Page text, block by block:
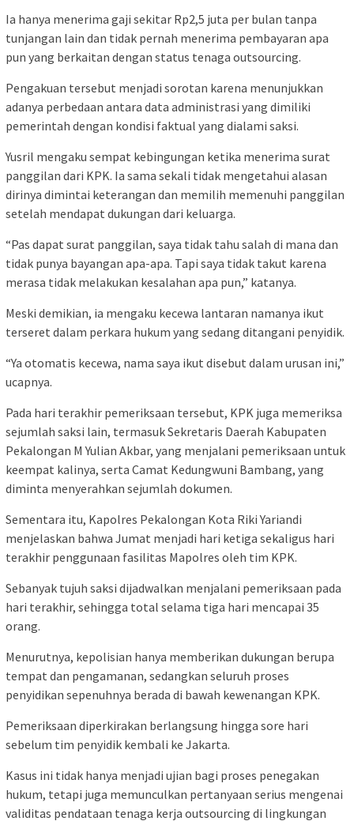
Ia hanya menerima gaji sekitar Rp2,5 juta per bulan tanpa
tunjangan lain dan tidak pernah menerima pembayaran apa
pun yang berkaitan dengan status tenaga outsourcing.
Pengakuan tersebut menjadi sorotan karena menunjukkan
adanya perbedaan antara data administrasi yang dimiliki
pemerintah dengan kondisi faktual yang dialami saksi.
Yusril mengaku sempat kebingungan ketika menerima surat
panggilan dari KPK. Ia sama sekali tidak mengetahui alasan
dirinya dimintai keterangan dan memilih memenuhi panggilan
setelah mendapat dukungan dari keluarga.
“Pas dapat surat panggilan, saya tidak tahu salah di mana dan
tidak punya bayangan apa-apa. Tapi saya tidak takut karena
merasa tidak melakukan kesalahan apa pun,” katanya.
Meski demikian, ia mengaku kecewa lantaran namanya ikut
terseret dalam perkara hukum yang sedang ditangani penyidik.
“Ya otomatis kecewa, nama saya ikut disebut dalam urusan ini,”
ucapnya.
Pada hari terakhir pemeriksaan tersebut, KPK juga memeriksa
sejumlah saksi lain, termasuk Sekretaris Daerah Kabupaten
Pekalongan M Yulian Akbar, yang menjalani pemeriksaan untuk
keempat kalinya, serta Camat Kedungwuni Bambang, yang
diminta menyerahkan sejumlah dokumen.
Sementara itu, Kapolres Pekalongan Kota Riki Yariandi
menjelaskan bahwa Jumat menjadi hari ketiga sekaligus hari
terakhir penggunaan fasilitas Mapolres oleh tim KPK.
Sebanyak tujuh saksi dijadwalkan menjalani pemeriksaan pada
hari terakhir, sehingga total selama tiga hari mencapai 35
orang.
Menurutnya, kepolisian hanya memberikan dukungan berupa
tempat dan pengamanan, sedangkan seluruh proses
penyidikan sepenuhnya berada di bawah kewenangan KPK.
Pemeriksaan diperkirakan berlangsung hingga sore hari
sebelum tim penyidik kembali ke Jakarta.
Kasus ini tidak hanya menjadi ujian bagi proses penegakan
hukum, tetapi juga memunculkan pertanyaan serius mengenai
validitas pendataan tenaga kerja outsourcing di lingkungan